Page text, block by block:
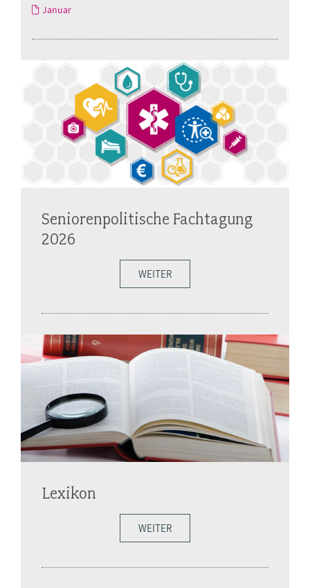
Januar
Seniorenpolitische Fachtagung
2026
WEITER
Lexikon
WEITER